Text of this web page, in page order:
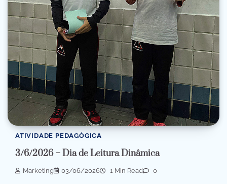
ATIVIDADE PEDAGÓGICA
3/6/2026 – Dia de Leitura Dinâmica
Marketing 03/06/2026 1 Min Read 0